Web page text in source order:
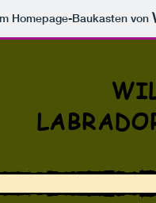
Homepage-Baukasten von